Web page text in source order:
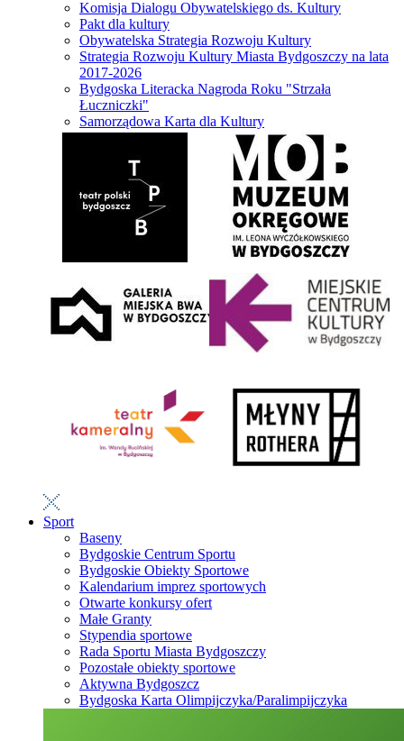
Komisja Dialogu Obywatelskiego ds. Kultury
Pakt dla kultury
Obywatelska Strategia Rozwoju Kultury
Strategia Rozwoju Kultury Miasta Bydgoszczy na lata
2017-2026
Bydgoska Literacka Nagroda Roku "Strzała
Łuczniczki"
Samorządowa Karta dla Kultury
Sport
Baseny
Bydgoskie Centrum Sportu
Bydgoskie Obiekty Sportowe
Kalendarium imprez sportowych
Otwarte konkursy ofert
Małe Granty
Stypendia sportowe
Rada Sportu Miasta Bydgoszczy
Pozostałe obiekty sportowe
Aktywna Bydgoszcz
Bydgoska Karta Olimpijczyka/Paralimpijczyka